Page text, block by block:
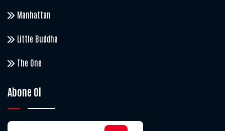
Manhattan
Little Buddha
The One
Abone Ol